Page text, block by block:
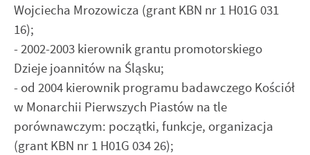
Wojciecha Mrozowicza (grant KBN nr 1 H01G 031
16);
- 2002-2003 kierownik grantu promotorskiego
Dzieje joannitów na Śląsku;
- od 2004 kierownik programu badawczego Kościół
w Monarchii Pierwszych Piastów na tle
porównawczym: początki, funkcje, organizacja
(grant KBN nr 1 H01G 034 26);